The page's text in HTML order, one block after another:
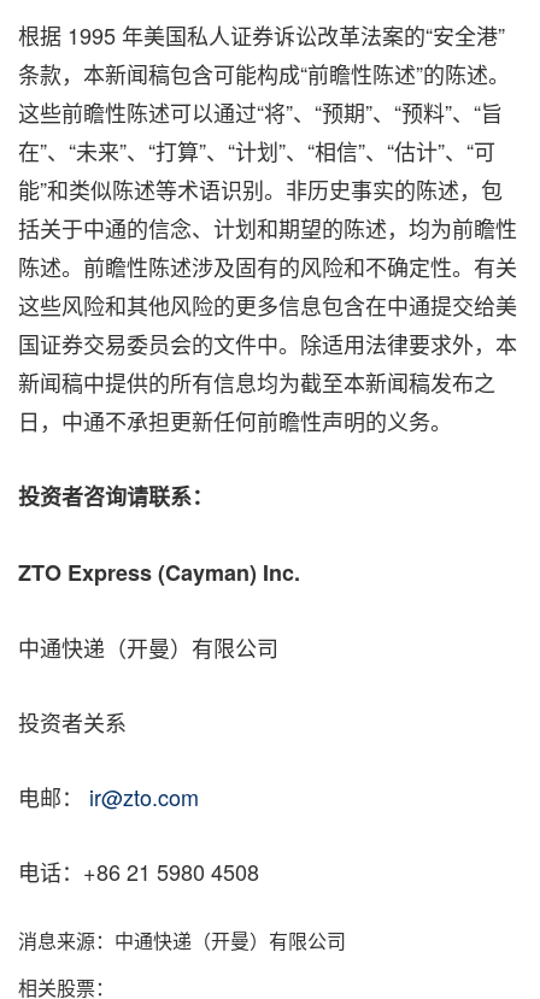
根据 1995 年美国私人证券诉讼改革法案的“安全港”
条款，本新闻稿包含可能构成“前瞻性陈述”的陈述。
这些前瞻性陈述可以通过“将”、“预期”、“预料”、“旨
在”、“未来”、“打算”、“计划”、“相信”、“估计”、“可
能”和类似陈述等术语识别。非历史事实的陈述，包
括关于中通的信念、计划和期望的陈述，均为前瞻性
陈述。前瞻性陈述涉及固有的风险和不确定性。有关
这些风险和其他风险的更多信息包含在中通提交给美
国证券交易委员会的文件中。除适用法律要求外，本
新闻稿中提供的所有信息均为截至本新闻稿发布之
日，中通不承担更新任何前瞻性声明的义务。
投资者咨询请联系：
ZTO Express (Cayman) Inc.
中通快递（开曼）有限公司
投资者关系
电邮： ir@zto.com
电话：+86 21 5980 4508
消息来源：中通快递（开曼）有限公司
相关股票：